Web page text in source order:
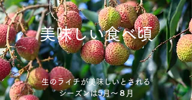
美味しい食べ頃
生のライチが美味しいとされる
シーズンは5月〜８月